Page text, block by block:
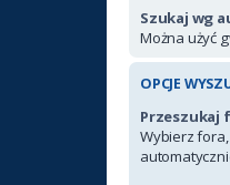
Szukaj wg
Można użyć
OPCJE
Przeszukaj
Wybierz